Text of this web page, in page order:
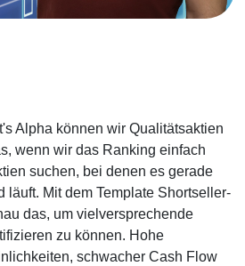
Alpha können wir Qualitätsaktien
wenn wir das Ranking einfach
suchen, bei denen es gerade
läuft. Mit dem Template Shortseller-
das, um vielversprechende
zu können. Hohe
schwacher Cash Flow